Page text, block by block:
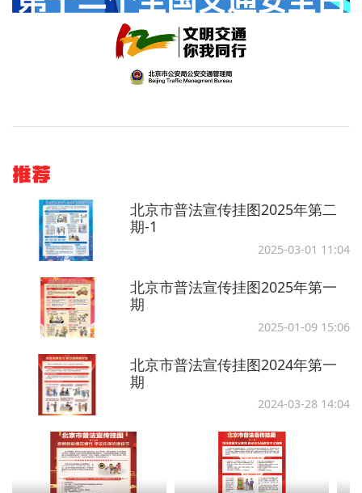
推荐
北京市普法宣传挂图2025年第二
期-1
2025-03-01 11:04
北京市普法宣传挂图2025年第一
期
2025-01-09 15:06
北京市普法宣传挂图2024年第一
期
2024-03-28 14:04